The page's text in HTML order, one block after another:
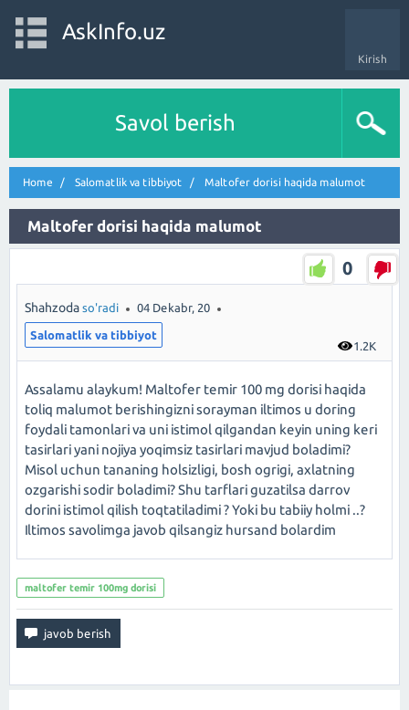
Kirish
AskInfo.uz
Savol berish
Home Salomatlik va tibbiyot Maltofer dorisi haqida malumot
Maltofer dorisi haqida malumot
0
1.2K
Shahzoda so'radi 04 Dekabr, 20
Salomatlik va tibbiyot
Assalamu alaykum! Maltofer temir 100 mg dorisi haqida
toliq malumot berishingizni sorayman iltimos u doring
foydali tamonlari va uni istimol qilgandan keyin uning keri
tasirlari yani nojiya yoqimsiz tasirlari mavjud boladimi?
Misol uchun tananing holsizligi, bosh ogrigi, axlatning
ozgarishi sodir boladimi? Shu tarflari guzatilsa darrov
dorini istimol qilish toqtatiladimi ? Yoki bu tabiiy holmi ..?
Iltimos savolimga javob qilsangiz hursand bolardim
maltofer temir 100mg dorisi